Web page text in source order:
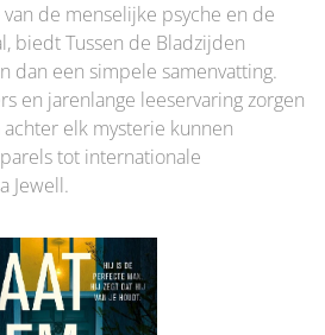
de menselijke psyche en de
biedt Tussen de Bladzijden
dan een simpele samenvatting.
en jarenlange leeservaring zorgen
elk mysterie kunnen
tot internationale
Jewell.